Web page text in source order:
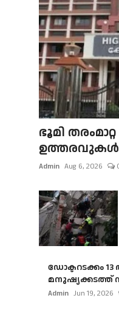
ഭൂമി
ഉത്തരവുകൾ
Admin Aug 6, 2026
ഡോക്ടറടക്കം
മനുഷ്യക്കടത്ത്
Admin Jun 19, 2026